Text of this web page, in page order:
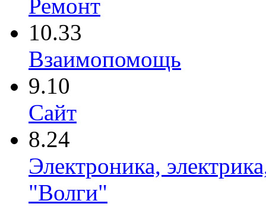
Ремонт
10.33
Взаимопомощь
9.10
Сайт
8.24
Электроника,
"Волги"